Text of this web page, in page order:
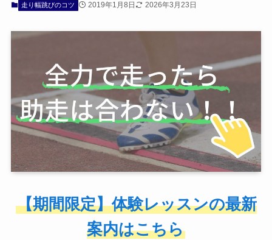
走り幅跳びのコツ 2019年1月8日 2026年3月23日
【期間限定】体験レッスンの最新
案内はこちら